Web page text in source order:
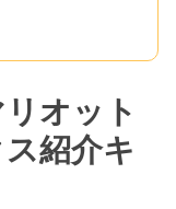
オット
紹介キ